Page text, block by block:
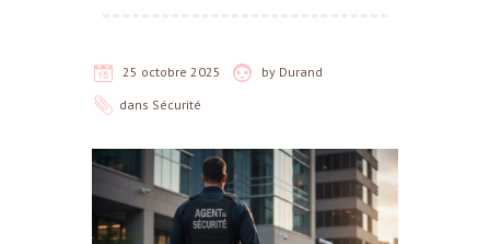
25 octobre 2025 by Durand
dans Sécurité